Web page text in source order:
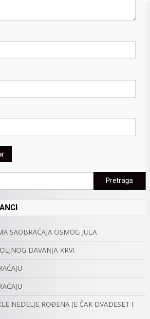
Pretraga:
SAOBRAĆAJA OSMOG JULA
DAVANJA KRVI
NEDELJE ROĐENA JE ČAK DVADESET I